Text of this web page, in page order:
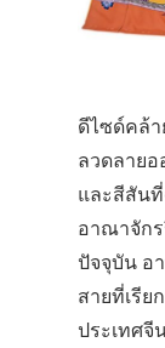
ดีไซด์คล้
ลวดลายอ
และสีสัน
อาณาจักร
ปัจจุบัน อ
สายที่เรีย
ประเทศจี